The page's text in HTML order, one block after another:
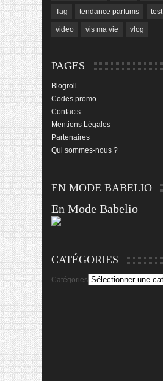
Tag tendance parfums test
video vis ma vie vlog
PAGES
Blogroll
Codes promo
Contacts
Mentions Légales
Partenaires
Qui sommes-nous ?
EN MODE BABELIO
En Mode Babelio
CATÉGORIES
Catégories